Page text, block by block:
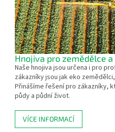
Hnojiva pro zemědělce
Naše hnojiva jsou určena i pro
zákazníky jsou jak eko
Přinášíme řešení pro zákazníky,
půdy a půdní život.
VÍCE INFORMACÍ